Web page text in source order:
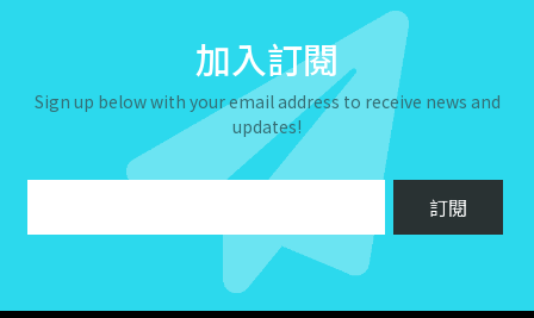
加入訂閱
Sign up below with your email address to receive news and
updates!